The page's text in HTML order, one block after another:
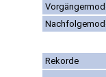
Rekorde